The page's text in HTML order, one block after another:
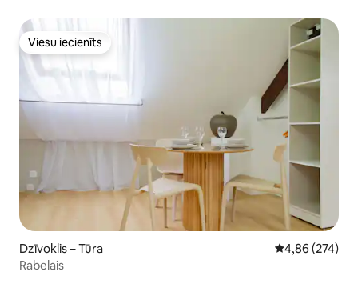
Viesu iecienīts
Viesu iecienīts
Dzīvoklis – Tūra Vidējais
4,86 (274)
Rabelais